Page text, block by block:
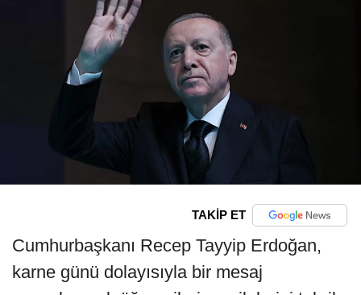
TAKİP ET
Cumhurbaşkanı Recep Tayyip Erdoğan,
karne günü dolayısıyla bir mesaj